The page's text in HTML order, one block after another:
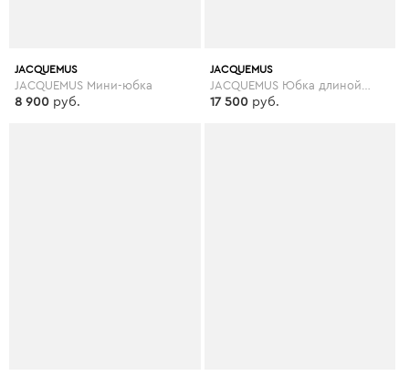
JACQUEMUS
JACQUEMUS Мини-юбка
8 900 руб.
JACQUEMUS
17 500 руб.